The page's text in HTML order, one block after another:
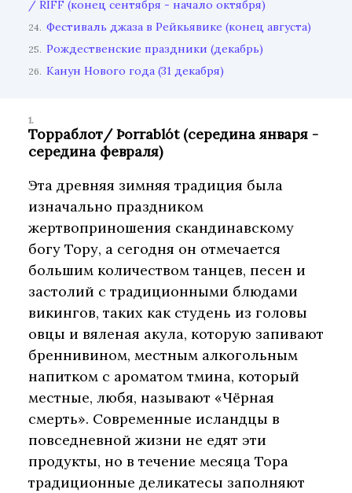
/ RIFF (конец сентября - начало октября)
24. Фестиваль джаза в Рейкьявике (конец августа)
25. Рождественские праздники (декабрь)
26. Канун Нового года (31 декабря)
Торраблот/ Þorrablót (середина января -
середина февраля)
Эта древняя зимняя традиция была
изначально праздником
жертвоприношения скандинавскому
богу Тору, а сегодня он отмечается
большим количеством танцев, песен и
застолий с традиционными блюдами
викингов, таких как студень из головы
овцы и вяленая акула, которую запивают
бреннивином, местным алкогольным
напитком с ароматом тмина, который
местные, любя, называют «Чёрная
смерть». Современные исландцы в
повседневной жизни не едят эти
продукты, но в течение месяца Тора
традиционные деликатесы заполняют